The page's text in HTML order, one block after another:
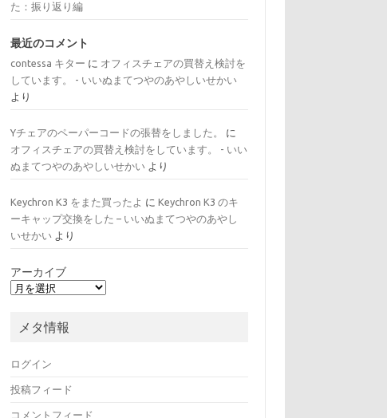
た：振り返り編
最近のコメント
contessa キター に オフィスチェアの買替え検討を
しています。 - いいぬまてつやのあやしいせかい
より
Yチェアのペーパーコードの張替をしました。
に
オフィスチェアの買替え検討をしています。 - いい
ぬまてつやのあやしいせかい より
Keychron K3 をまた買ったよ にKeychron K3 のキ
ーキャップ交換をした – いいぬまてつやのあやし
いせかい より
アーカイブ
メタ情報
ログイン
投稿フィード
コメントフィード